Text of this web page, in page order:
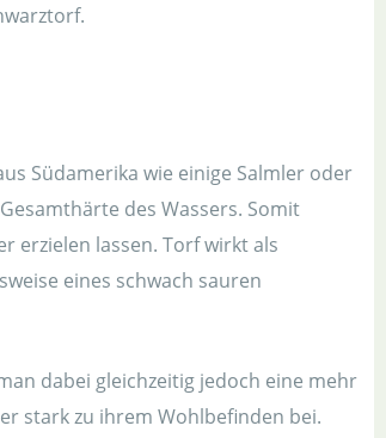
Südamerika wie einige Salmler oder
des Wassers. Somit
erzielen lassen. Torf wirkt als
eines schwach sauren
dabei gleichzeitig jedoch eine mehr
stark zu ihrem Wohlbefinden bei.